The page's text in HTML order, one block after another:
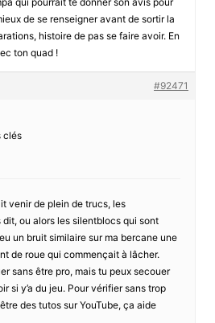
de se renseigner avant de sortir la
histoire de pas se faire avoir. En
ton quad !
#92471
clés
venir de plein de trucs, les
dit, ou alors les silentblocs qui sont
un bruit similaire sur ma bercane une
de roue qui commençait à lâcher.
sans être pro, mais tu peux secouer
si y’a du jeu. Pour vérifier sans trop
des tutos sur YouTube, ça aide